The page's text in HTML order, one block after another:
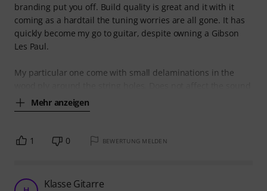
branding put you off. Build quality is great and it with it
coming as a hardtail the tuning worries are all gone. It has
quickly become my go to guitar, despite owning a Gibson
Les Paul.
My particular one come with small delaminations in the
Mehr anzeigen
1 0 BEWERTUNG MELDEN
Klasse Gitarre